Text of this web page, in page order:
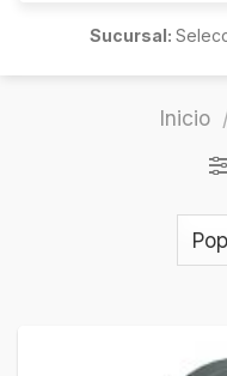
Sucursal:
Inicio